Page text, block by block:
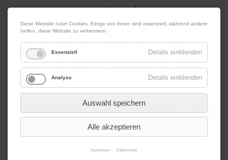
10. August 2026 Impressum|Kontakt|Datenschutz
Werbung
Diese Website nutzt Cookies. Einige von ihnen sind essenziell, während andere
helfen, diese Website zu verbessern.
Essenziell Details einblenden
Analyse Details einblenden
Auswahl speichern
Alle akzeptieren
Impressum Datenschutz